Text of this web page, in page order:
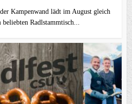
Kampenwand lädt im August gleich
Radlstammtisch...